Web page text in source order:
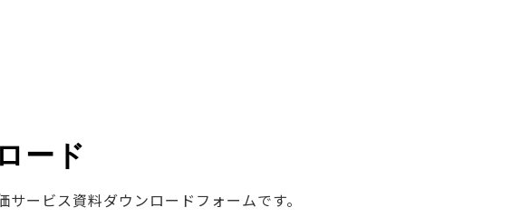
ード
ービス資料ダウンロードフォームです。